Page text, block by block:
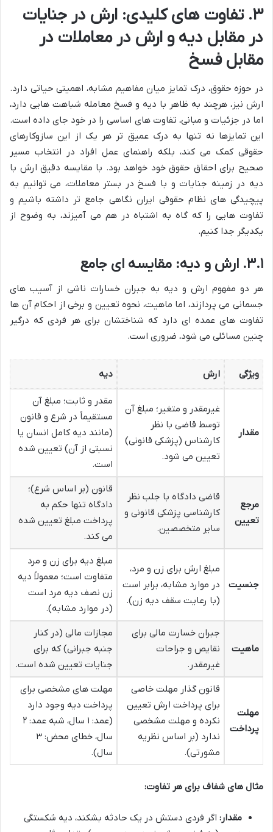
۳. تفاوت های کلیدی: ارش در جنایات
در مقابل دیه و ارش در معاملات در
مقابل فسخ
در حوزه حقوق، درک تمایز میان مفاهیم مشابه، اهمیتی حیاتی دارد.
ارش نیز، هرچند به ظاهر با دیه و فسخ معامله شباهت هایی دارد،
اما در جزئیات و مبانی، تفاوت های اساسی را در خود جای داده است.
این تمایزها نه تنها به درک عمیق تر هر یک از این سازوکارهای
حقوقی کمک می کند، بلکه راهنمای عمل افراد در انتخاب مسیر
صحیح برای احقاق حقوق خود خواهد بود. با مقایسه دقیق ارش با
دیه در زمینه جنایات و با فسخ در بستر معاملات، می توانیم به
پیچیدگی های نظام حقوقی ایران نگاهی جامع تر داشته باشیم و
تفاوت هایی را که گاه به اشتباه در هم می آمیزند، به وضوح از
یکدیگر جدا کنیم.
۳.۱. ارش و دیه: مقایسه ای جامع
هر دو مفهوم ارش و دیه به جبران خسارات ناشی از آسیب های
جسمانی می پردازند، اما ماهیت، نحوه تعیین و برخی از احکام آن ها
تفاوت های عمده ای دارد که شناختشان برای هر فردی که درگیر
چنین مسائلی می شود، ضروری است.
ویژگی ارش دیه
مقدار
غیرمقدر و متغیر؛ مبلغ آن
توسط قاضی با نظر
کارشناس (پزشکی قانونی)
تعیین می شود.
مقدر و ثابت؛ مبلغ آن
مستقیماً در شرع و قانون
(مانند دیه کامل انسان یا
نسبتی از آن) تعیین شده
است.
مرجع
تعیین
قاضی دادگاه با جلب نظر
کارشناسی پزشکی قانونی و
سایر متخصصین.
قانون (بر اساس شرع)؛
دادگاه تنها حکم به
پرداخت مبلغ تعیین شده
می کند.
جنسیت
مبلغ ارش برای زن و مرد،
در موارد مشابه، برابر است
(با رعایت سقف دیه زن).
مبلغ دیه برای زن و مرد
متفاوت است؛ معمولاً دیه
زن نصف دیه مرد است
(در موارد مشابه).
ماهیت
جبران خسارت مالی برای
نقایص و جراحات
غیرمقدر.
مجازات مالی (در کنار
جنبه جبرانی) که برای
جنایات تعیین شده است.
مهلت
پرداخت
قانون گذار مهلت خاصی
برای پرداخت ارش تعیین
نکرده و مهلت مشخصی
ندارد (بر اساس نظریه
مشورتی).
مهلت های مشخصی برای
پرداخت دیه وجود دارد
(عمد: ۱ سال، شبه عمد: ۲
سال، خطای محض: ۳
سال).
مثال های شفاف برای هر تفاوت:
مقدار: اگر فردی دستش در یک حادثه بشکند، دیه شکستگی